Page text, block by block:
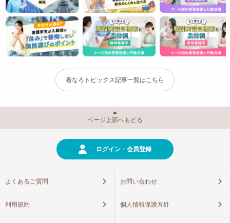
看なろトピックス記事一覧はこちら
ページ上部へもどる
ログイン・会員登録
よくあるご質問 お問い合わせ
利用規約 個人情報保護方針